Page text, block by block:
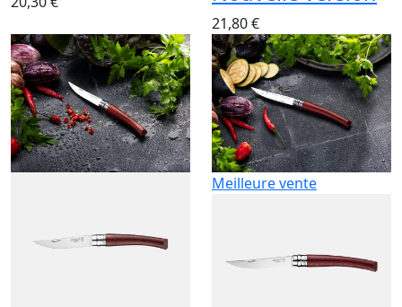
21,80 €
Meilleure vente